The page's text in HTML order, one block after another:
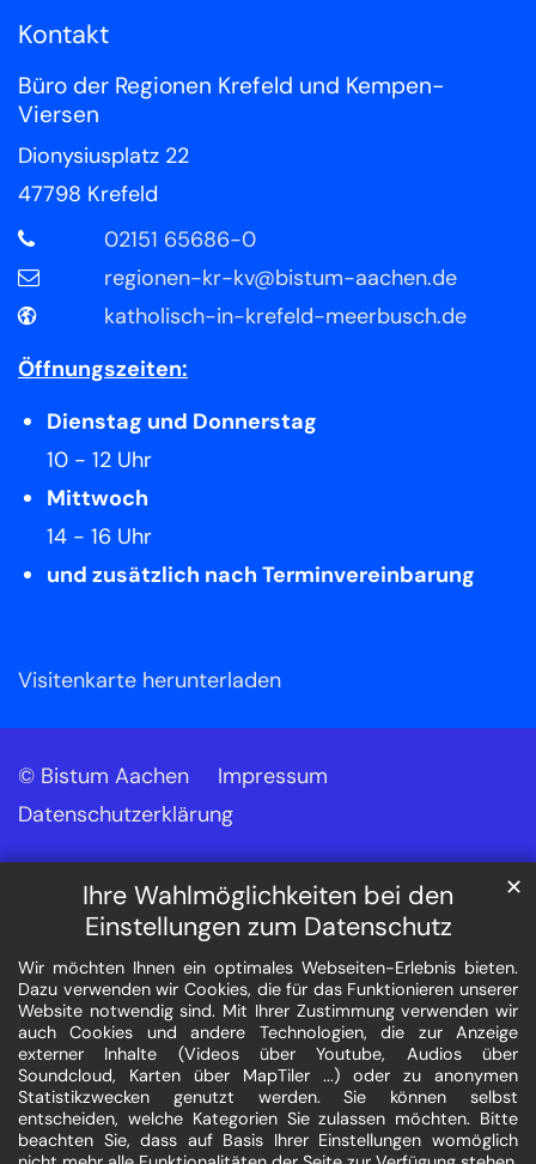
Ihre Wahlmöglichkeiten bei den
Einstellungen zum Datenschutz
Wir möchten Ihnen ein optimales Webseiten-Erlebnis bieten.
Dazu verwenden wir Cookies, die für das Funktionieren unserer
Website notwendig sind. Mit Ihrer Zustimmung verwenden wir
auch Cookies und andere Technologien, die zur Anzeige
externer Inhalte (Videos über Youtube, Audios über
Soundcloud, Karten über MapTiler ...) oder zu anonymen
Statistikzwecken genutzt werden. Sie können selbst
entscheiden, welche Kategorien Sie zulassen möchten. Bitte
beachten Sie, dass auf Basis Ihrer Einstellungen womöglich
✕
Kontakt
Büro der Regionen Krefeld und Kempen-
Viersen
Dionysiusplatz 22
47798 Krefeld
02151 65686-0
regionen-kr-kv@bistum-aachen.de
katholisch-in-krefeld-meerbusch.de
Öffnungszeiten:
Dienstag und Donnerstag
10 - 12 Uhr
Mittwoch
14 - 16 Uhr
und zusätzlich nach Terminvereinbarung
Visitenkarte herunterladen
© Bistum Aachen
Impressum
Datenschutzerklärung